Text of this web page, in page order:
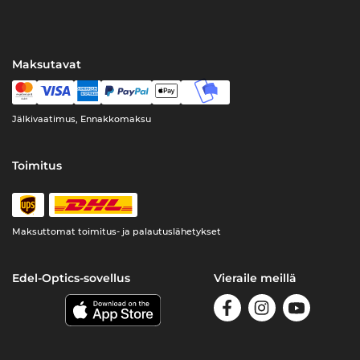
Maksutavat
Jälkivaatimus, Ennakkomaksu
Toimitus
Maksuttomat toimitus- ja palautuslähetykset
Edel-Optics-sovellus Vieraile meillä